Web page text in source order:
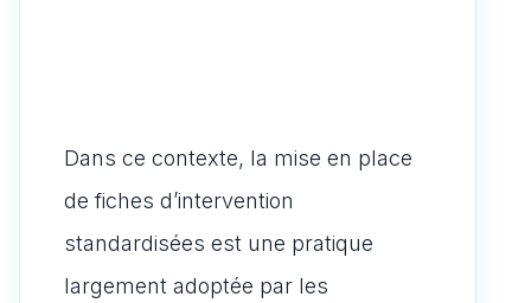
Dans ce contexte, la mise en place
de fiches d’intervention
standardisées est une pratique
largement adoptée par les